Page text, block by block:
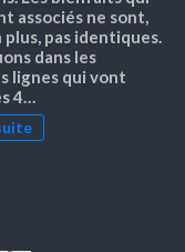
associés ne sont,
plus, pas identiques.
dans les
lignes qui vont
4…